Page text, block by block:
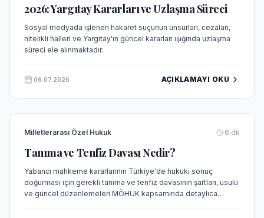
2026: Yargıtay Kararları ve Uzlaşma Süreci
Sosyal medyada işlenen hakaret suçunun unsurları, cezaları,
nitelikli halleri ve Yargıtay'ın güncel kararları ışığında uzlaşma
süreci ele alınmaktadır.
06.07.2026 AÇIKLAMAYI OKU
Milletlerarası Özel Hukuk 6 dk
Tanıma ve Tenfiz Davası Nedir?
Yabancı mahkeme kararlarının Türkiye'de hukuki sonuç
doğurması için gerekli tanıma ve tenfiz davasının şartları, usulü
ve güncel düzenlemeleri MÖHUK kapsamında detaylıca